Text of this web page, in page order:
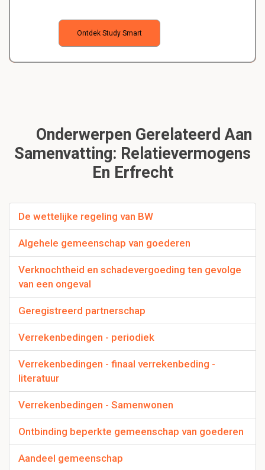
Ontdek Study Smart
Onderwerpen Gerelateerd Aan
Samenvatting: Relatievermogens
En Erfrecht
De wettelijke regeling van BW
Algehele gemeenschap van goederen
Verknochtheid en schadevergoeding ten gevolge
van een ongeval
Geregistreerd partnerschap
Verrekenbedingen - periodiek
Verrekenbedingen - finaal verrekenbeding -
literatuur
Verrekenbedingen - Samenwonen
Ontbinding beperkte gemeenschap van goederen
Aandeel gemeenschap